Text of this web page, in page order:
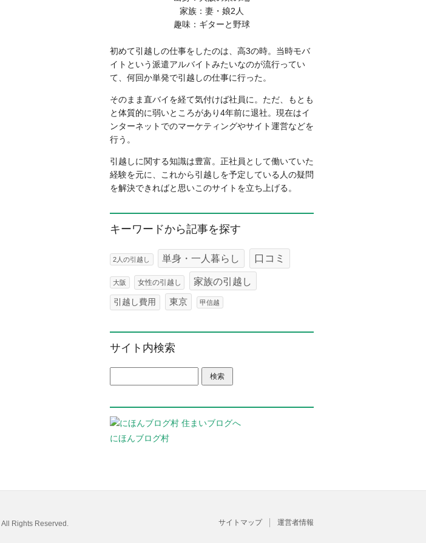
家族：妻・娘2人
趣味：ギターと野球
初めて引越しの仕事をしたのは、高3の時。当時モバ
イトという派遣アルバイトみたいなのが流行ってい
て、何回か単発で引越しの仕事に行った。
そのまま直バイを経て気付けば社員に。ただ、もとも
と体質的に弱いところがあり4年前に退社。現在はイ
ンターネットでのマーケティングやサイト運営などを
行う。
引越しに関する知識は豊富。正社員として働いていた
経験を元に、これから引越しを予定している人の疑問
を解決できればと思いこのサイトを立ち上げる。
キーワードから記事を探す
2人の引越し 単身・一人暮らし 口コミ
大阪 女性の引越し 家族の引越し
引越し費用 東京 甲信越
サイト内検索
にほんブログ村
All Rights Reserved. サイトマップ 運営者情報